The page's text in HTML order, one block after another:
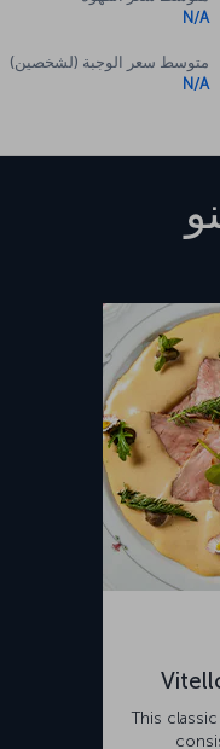
N/A
متوسط سعر الوجبة (لشخصين)
N/A
This